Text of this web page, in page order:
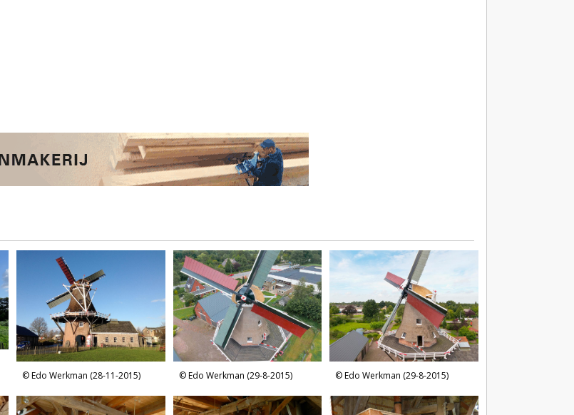
Edo Werkman (28-11-2015)
Edo Werkman (29-8-2015) Edo Werkman (29-8-2015)